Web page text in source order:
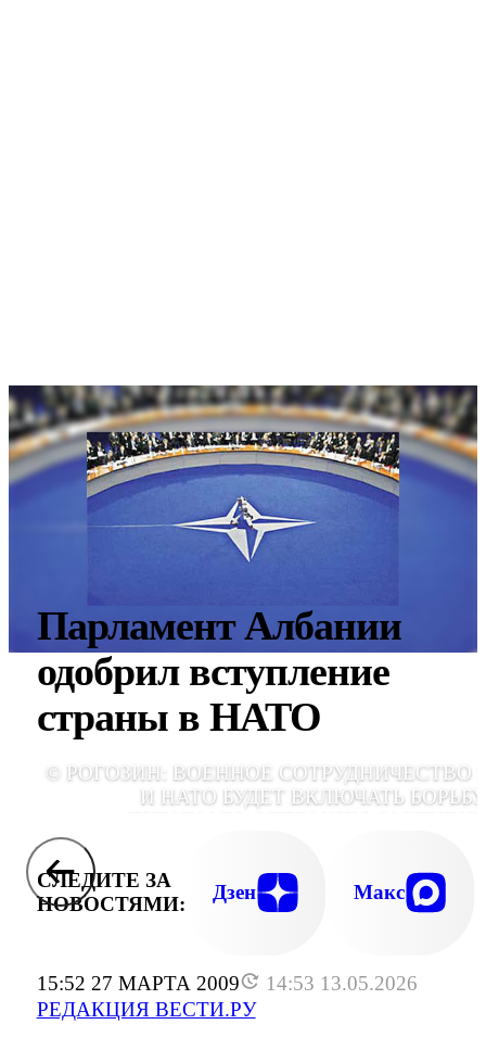
15:52 27 МАРТА 2009
14:53 13.05.2026
РЕДАКЦИЯ ВЕСТИ.РУ
Парламент Албании
одобрил вступление
страны в НАТО
© РОГОЗИН: ВОЕННОЕ СОТРУДНИЧЕСТВО
И НАТО БУДЕТ ВКЛЮЧАТЬ
СЛЕДИТЕ ЗА
НОВОСТЯМИ:
Дзен Макс